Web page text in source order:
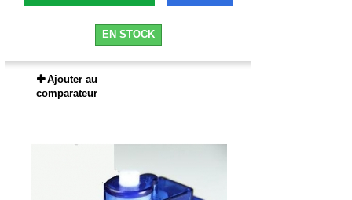
EN STOCK
Ajouter au
comparateur